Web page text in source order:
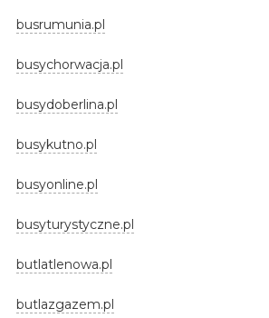
busrumunia.pl
busychorwacja.pl
busydoberlina.pl
busykutno.pl
busyonline.pl
busyturystyczne.pl
butlatlenowa.pl
butlazgazem.pl